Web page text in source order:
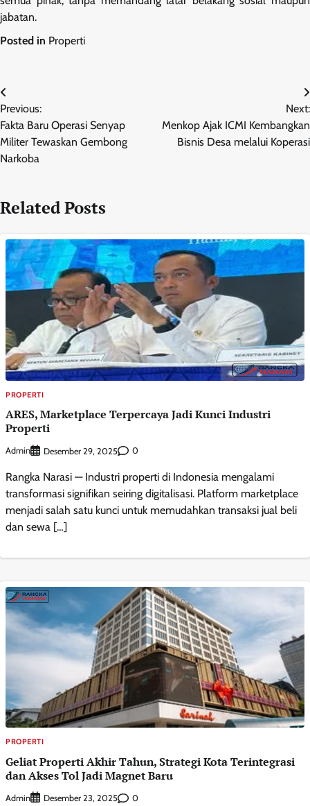
jabatan.
Posted in Properti
Navigasi
pos
Previous:
Fakta Baru Operasi Senyap
Militer Tewaskan Gembong
Narkoba
Next:
Menkop Ajak ICMI Kembangkan
Bisnis Desa melalui Koperasi
Related Posts
PROPERTI
ARES, Marketplace Terpercaya Jadi Kunci Industri
Properti
Admin Desember 29, 2025 0
Rangka Narasi — Industri properti di Indonesia mengalami
transformasi signifikan seiring digitalisasi. Platform marketplace
menjadi salah satu kunci untuk memudahkan transaksi jual beli
dan sewa […]
PROPERTI
Geliat Properti Akhir Tahun, Strategi Kota Terintegrasi
dan Akses Tol Jadi Magnet Baru
Admin Desember 23, 2025 0